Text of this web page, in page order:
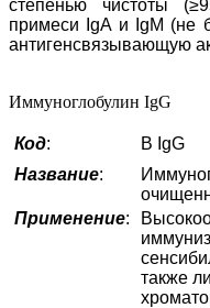
степенью чистоты
примеси IgA и IgM (не
антигенсвязывающую
Иммуноглобулин IgG
Код:
B IgG
Название:
Применение:
также